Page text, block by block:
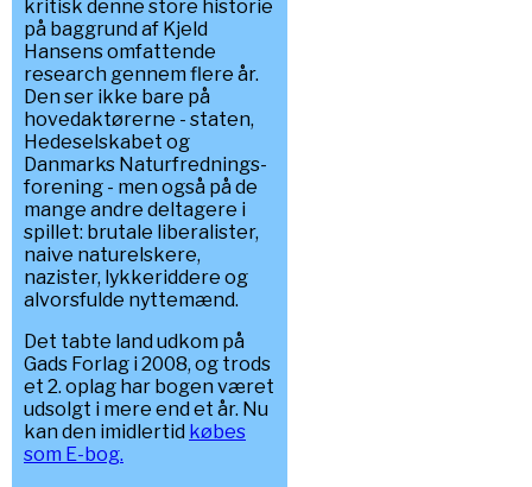
kritisk denne store historie
på baggrund af Kjeld
Hansens omfattende
research gennem flere år.
Den ser ikke bare på
hovedaktørerne - staten,
Hedeselskabet og
Danmarks Naturfrednings-
forening - men også på de
mange andre deltagere i
spillet: brutale liberalister,
naive naturelskere,
nazister, lykkeriddere og
alvorsfulde nyttemænd.
Det tabte land udkom på
Gads Forlag i 2008, og trods
et 2. oplag har bogen været
udsolgt i mere end et år. Nu
kan den imidlertid købes
som E-bog.